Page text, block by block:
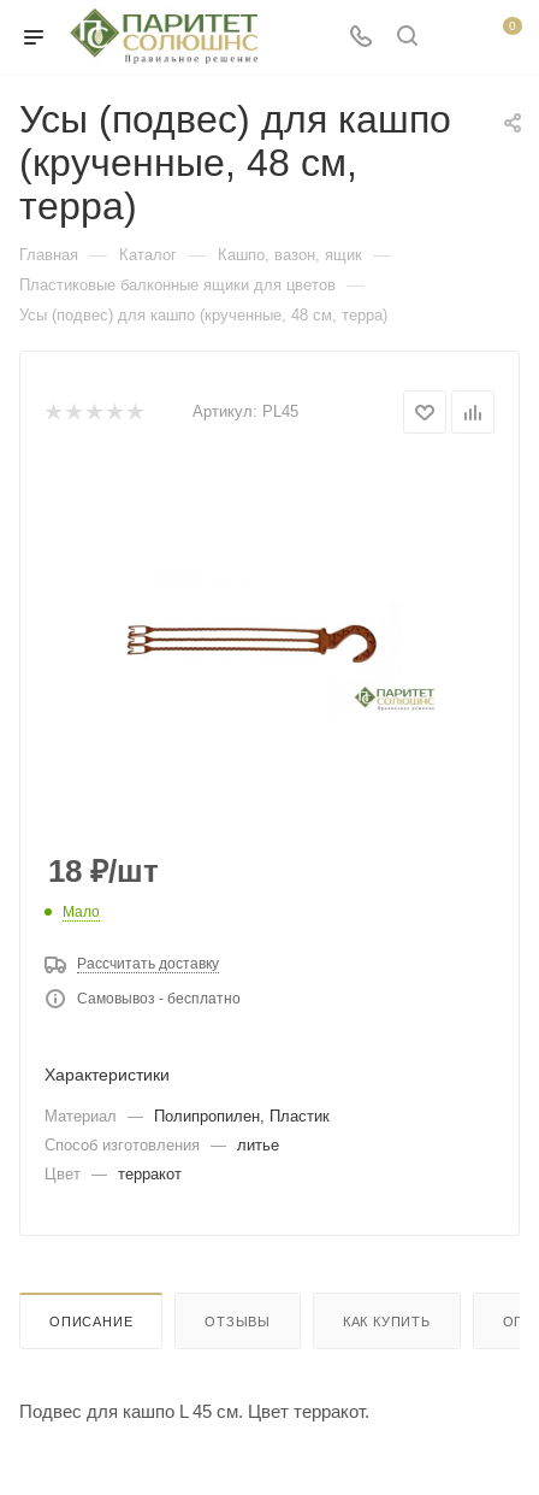
0
Усы (подвес) для кашпо
(крученные, 48 см,
терра)
Главная — Каталог — Кашпо, вазон, ящик —
Пластиковые балконные ящики для цветов —
Усы (подвес) для кашпо (крученные, 48 см, терра)
Артикул: PL45
18 ₽/шт
Мало
Рассчитать доставку
Самовывоз - бесплатно
Характеристики
Материал —
Полипропилен, Пластик
Способ изготовления
—
литье
Цвет — терракот
ОПИСАНИЕ ОТЗЫВЫ КАК КУПИТЬ
Подвес для кашпо L 45 см. Цвет терракот.